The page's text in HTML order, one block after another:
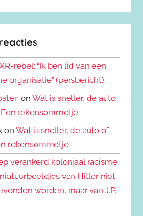
XR-rebel: “Ik ben lid van een
organisatie” (persbericht)
onWat is sneller, de auto
rekensommetje
onWat is sneller, de auto of
rekensommetje
verankerd koloniaal racisme:
van Hitler niet
worden, maar van J.P.